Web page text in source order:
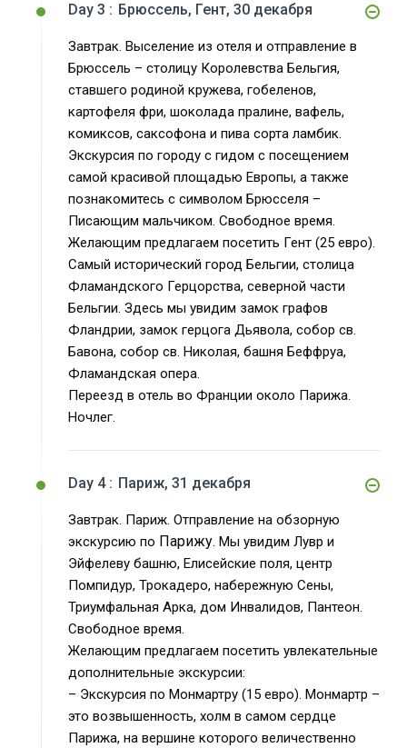
Day 3 : Брюссель, Гент, 30 декабря
Завтрак. Выселение из отеля и отправление в
Брюссель – столицу Королевства Бельгия,
ставшего родиной кружева, гобеленов,
картофеля фри, шоколада пралине, вафель,
комиксов, саксофона и пива сорта ламбик.
Экскурсия по городу с гидом с посещением
самой красивой площадью Европы, а также
познакомитесь с символом Брюсселя –
Писающим мальчиком. Свободное время.
Желающим предлагаем посетить Гент (25 евро).
Самый исторический город Бельгии, столица
Фламандского Герцорства, северной части
Бельгии. Здесь мы увидим замок графов
Фландрии, замок герцога Дьявола, собор св.
Бавона, собор св. Николая, башня Беффруа,
Фламандская опера.
Переезд в отель во Франции около Парижа.
Ночлег.
Day 4 : Париж, 31 декабря
Завтрак. Париж. Отправление на обзорную
экскурсию по Парижу. Мы увидим Лувр и
Эйфелеву башню, Елисейские поля, центр
Помпидур, Трокадеро, набережную Сены,
Триумфальная Арка, дом Инвалидов, Пантеон.
Свободное время.
Желающим предлагаем посетить увлекательные
дополнительные экскурсии:
– Экскурсия по Монмартру (15 евро). Монмартр –
это возвышенность, холм в самом сердце
Парижа, на вершине которого величественно